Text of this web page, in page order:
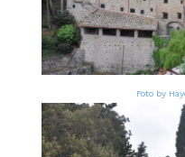
Foto by